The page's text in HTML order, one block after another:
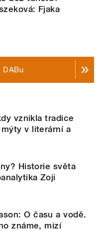
Fjaka
DABu
vznikla tradice
v literární a
Historie světa
Zoji
O času a vodě.
známe, mizí